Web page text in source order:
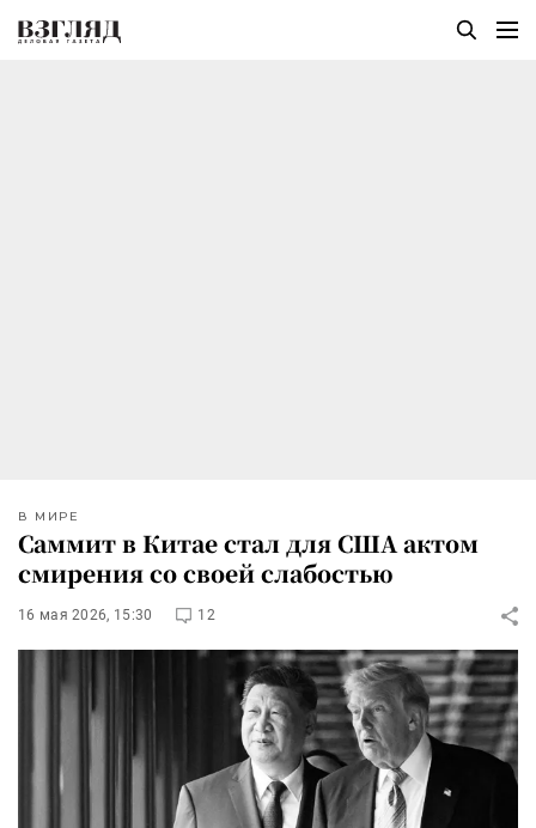
В МИРЕ
Саммит в Китае стал для США актом
смирения со своей слабостью
16 мая 2026, 15:30 12